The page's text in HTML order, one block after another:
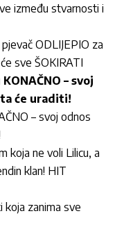
između stvarnosti i
ODLIJEPIO za
sve ŠOKIRATI
– svoj
će uraditi!
– svoj odnos
koja ne voli Lilicu, a
klan! HIT
koja zanima sve